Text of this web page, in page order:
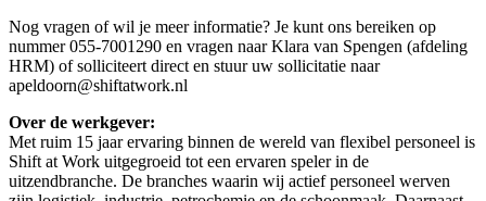
Nog vragen of wil je meer informatie? Je kunt ons bereiken op
nummer 055-7001290 en vragen naar Klara van Spengen (afdeling
HRM) of solliciteert direct en stuur uw sollicitatie naar
apeldoorn@shiftatwork.nl
Over de werkgever:
Met ruim 15 jaar ervaring binnen de wereld van flexibel personeel is
Shift at Work uitgegroeid tot een ervaren speler in de
uitzendbranche. De branches waarin wij actief personeel werven